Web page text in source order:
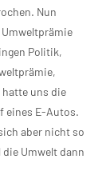
Nun
Umweltprämie
Politik,
hatte uns die
eines E-Autos.
aber nicht so
Umwelt dann